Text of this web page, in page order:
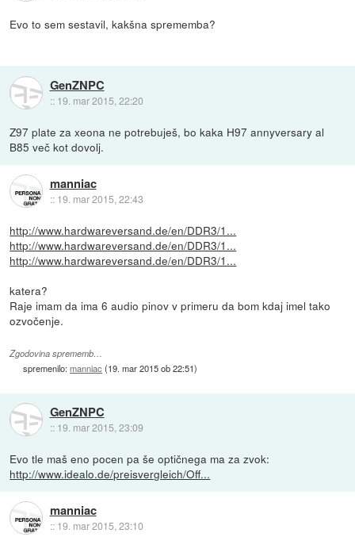
Evo to sem sestavil, kakšna sprememba?
GenZNPC
:: 19. mar 2015, 22:20
Z97 plate za xeona ne potrebuješ, bo kaka H97 annyversary al
B85 več kot dovolj.
manniac
:: 19. mar 2015, 22:43
http://www.hardwareversand.de/en/DDR3/1...
http://www.hardwareversand.de/en/DDR3/1...
http://www.hardwareversand.de/en/DDR3/1...
katera?
Raje imam da ima 6 audio pinov v primeru da bom kdaj imel tako
ozvočenje.
Zgodovina sprememb…
spremenilo:manniac (19. mar 2015 ob 22:51)
GenZNPC
:: 19. mar 2015, 23:09
Evo tle maš eno pocen pa še optičnega ma za zvok:
http://www.idealo.de/preisvergleich/Off...
manniac
:: 19. mar 2015, 23:10